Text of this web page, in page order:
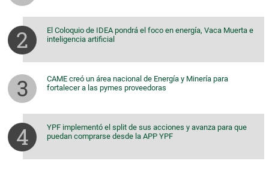
El Coloquio de IDEA pondrá el foco en energía, Vaca Muerta e
inteligencia artificial
CAME creó un área nacional de Energía y Minería para
fortalecer a las pymes proveedoras
YPF implementó el split de sus acciones y avanza para que
puedan comprarse desde la APP YPF